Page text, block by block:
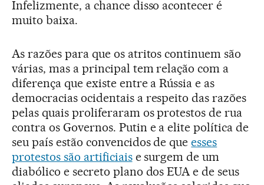
Infelizmente, a chance disso acontecer é
muito baixa.
As razões para que os atritos continuem são
várias, mas a principal tem relação com a
diferença que existe entre a Rússia e as
democracias ocidentais a respeito das razões
pelas quais proliferaram os protestos de rua
contra os Governos. Putin e a elite política de
seu país estão convencidos de queesses
protestos são artificiaise surgem de um
diabólico e secreto plano dos EUA e de seus